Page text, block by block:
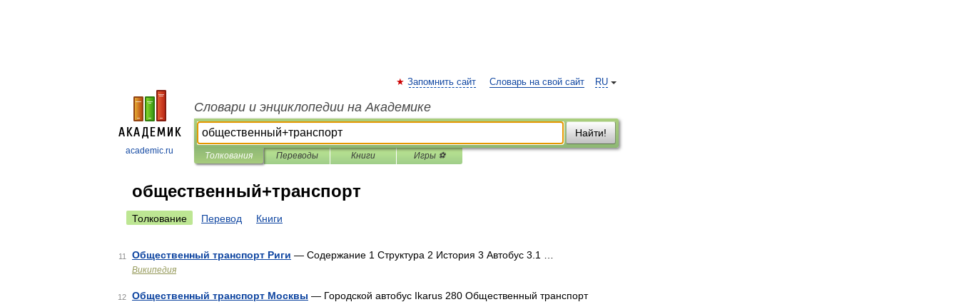
academic.ru
RU
Запомнить сайт Словарь на свой сайт
Словари и энциклопедии на Академике
Найти!
Толкования Переводы Книги Игры ⚽
общественный+транспорт
Толкование Перевод Книги
11 Общественный транспорт Риги — Содержание 1 Структура 2 История 3 Автобус 3.1 …
Википедия
12 Общественный транспорт Москвы — Городской автобус Ikarus 280 Общественный транспорт